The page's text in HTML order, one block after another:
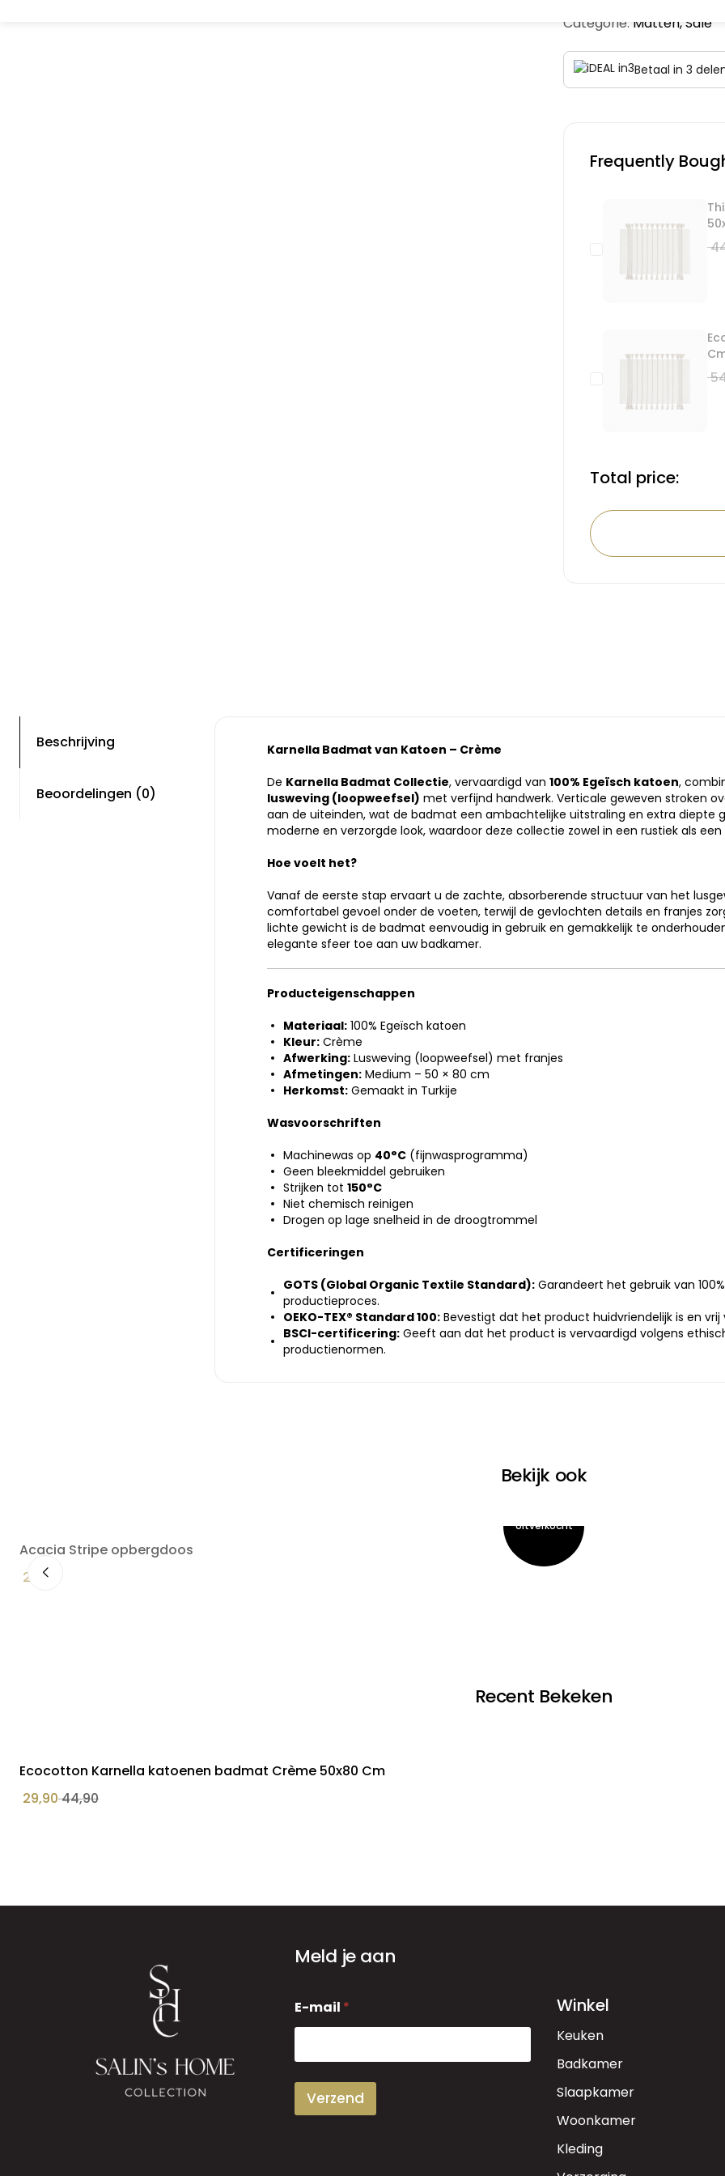
Categorie: Matten,Sale
Betaal in 3
Frequently
Total price:
Beschrijving
Beoordelingen (0)
Karnella Badmat van Katoen – Crème
De Karnella Badmat Collectie, vervaardigd van 100% Egeïsch katoen,
lusweving (loopweefsel) met verfijnd handwerk. Verticale geweven stroken
aan de uiteinden, wat de badmat een ambachtelijke uitstraling en extra diepte
moderne en verzorgde look, waardoor deze collectie zowel in een rustiek als
Hoe voelt het?
Vanaf de eerste stap ervaart u de zachte, absorberende structuur van het
comfortabel gevoel onder de voeten, terwijl de gevlochten details en franjes
lichte gewicht is de badmat eenvoudig in gebruik en gemakkelijk te
elegante sfeer toe aan uw badkamer.
Producteigenschappen
Materiaal: 100% Egeïsch katoen
Kleur: Crème
Afwerking: Lusweving (loopweefsel) met franjes
Afmetingen: Medium – 50 × 80 cm
Herkomst: Gemaakt in Turkije
Wasvoorschriften
Machinewas op 40°C (fijnwasprogramma)
Geen bleekmiddel gebruiken
Strijken tot 150°C
Niet chemisch reinigen
Drogen op lage snelheid in de droogtrommel
Certificeringen
GOTS (Global Organic Textile Standard): Garandeert het gebruik van
productieproces.
OEKO-TEX® Standard 100: Bevestigt dat het product huidvriendelijk is en
BSCI-certificering: Geeft aan dat het product is vervaardigd volgens
productienormen.
Bekijk ook
Acacia Stripe opbergdoos
24,90
Recent Bekeken
Ecocotton Karnella katoenen badmat Crème 50x80 Cm
29,9044,90
Meld je aan
-
m
i
E-mail *
Verzend
Winkel
Keuken
Badkamer
Slaapkamer
Woonkamer
Kleding